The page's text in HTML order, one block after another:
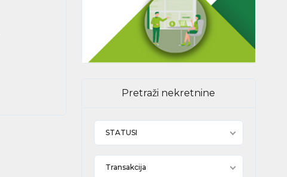
Pretraži nekretnine
STATUSI
Transakcija